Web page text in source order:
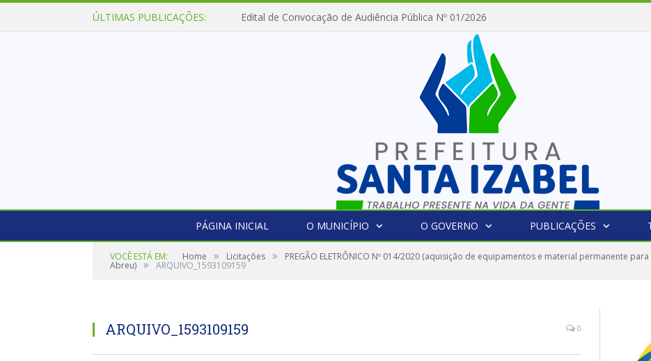
ÚLTIMAS PUBLICAÇÕES: Edital de Convocação de Audiência Pública Nº 01/2026
PÁGINA INICIAL O MUNICÍPIO O GOVERNO PUBLICAÇÕES
VOCÊ ESTÁ EM: Home » Licitações » PREGÃO ELETRÔNICO Nº 014/2020 (aquisição de equipamentos e material permanente
Abreu) » ARQUIVO_1593109159
ARQUIVO_1593109159 0